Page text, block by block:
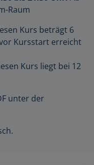
Raum
Kurs beträgt 6
Kursstart erreicht
Kurs liegt bei 12
unter der